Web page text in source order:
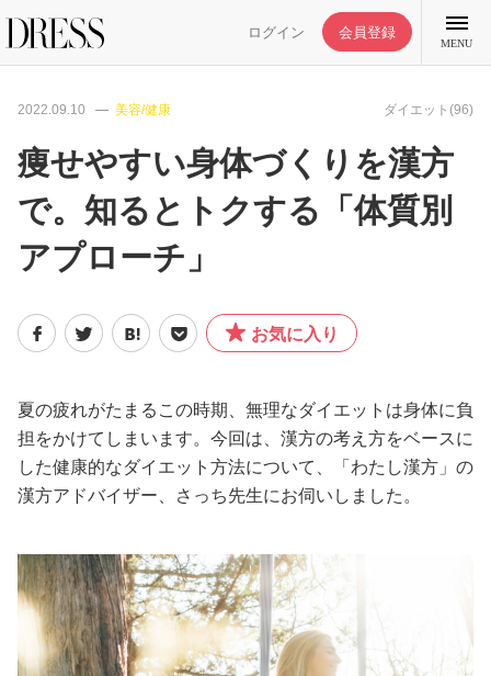
ログイン 会員登録
MENU
特集記事
DRESS部活
ライフスタイル
ファッション
恋愛/結婚/離婚
ワークスタイル
妊娠/出産/家族
2022.09.10 美容/健康 ダイエット(96)
痩せやすい身体づくりを漢方
で。知るとトクする「体質別
アプローチ」
お気に入り
夏の疲れがたまるこの時期、無理なダイエットは身体に負
担をかけてしまいます。今回は、漢方の考え方をベースに
した健康的なダイエット方法について、「わたし漢方」の
漢方アドバイザー、さっち先生にお伺いしました。